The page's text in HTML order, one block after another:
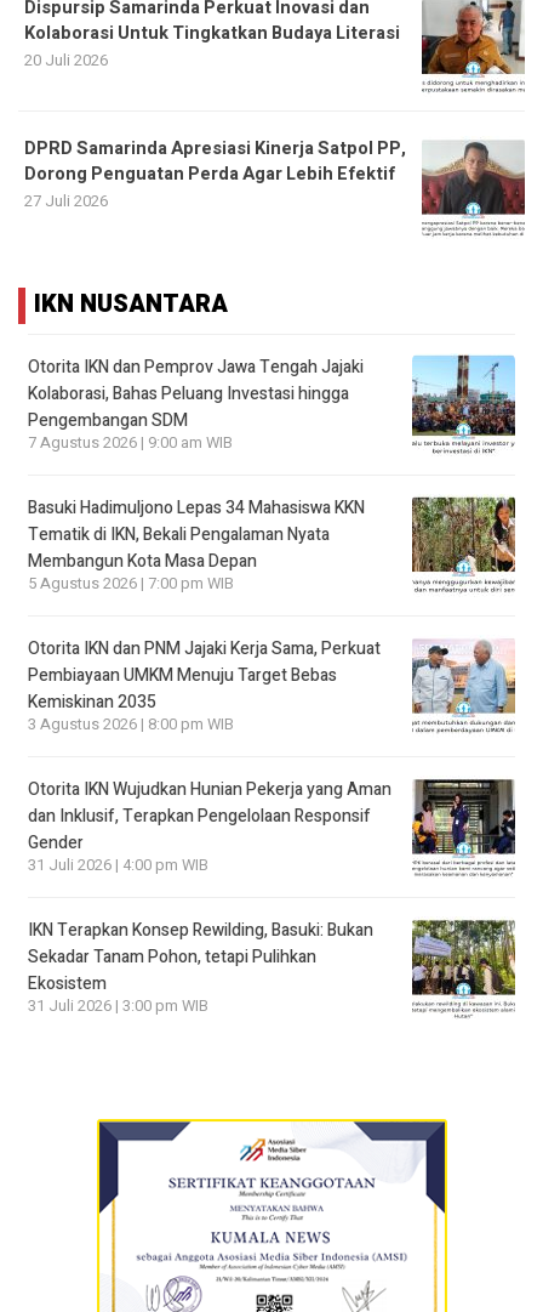
Dispursip Samarinda Perkuat Inovasi dan
Kolaborasi Untuk Tingkatkan Budaya Literasi
20 Juli 2026
DPRD Samarinda Apresiasi Kinerja Satpol PP,
Dorong Penguatan Perda Agar Lebih Efektif
27 Juli 2026
IKN NUSANTARA
Otorita IKN dan Pemprov Jawa Tengah Jajaki
Kolaborasi, Bahas Peluang Investasi hingga
Pengembangan SDM
7 Agustus 2026 | 9:00 am WIB
Basuki Hadimuljono Lepas 34 Mahasiswa KKN
Tematik di IKN, Bekali Pengalaman Nyata
Membangun Kota Masa Depan
5 Agustus 2026 | 7:00 pm WIB
Otorita IKN dan PNM Jajaki Kerja Sama, Perkuat
Pembiayaan UMKM Menuju Target Bebas
Kemiskinan 2035
3 Agustus 2026 | 8:00 pm WIB
Otorita IKN Wujudkan Hunian Pekerja yang Aman
dan Inklusif, Terapkan Pengelolaan Responsif
Gender
31 Juli 2026 | 4:00 pm WIB
IKN Terapkan Konsep Rewilding, Basuki: Bukan
Sekadar Tanam Pohon, tetapi Pulihkan
Ekosistem
31 Juli 2026 | 3:00 pm WIB